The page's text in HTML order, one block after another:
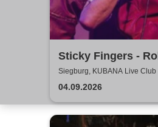
Sticky Fingers -
Stones Tribute
Siegburg, KUBANA Live Club
04.09.2026